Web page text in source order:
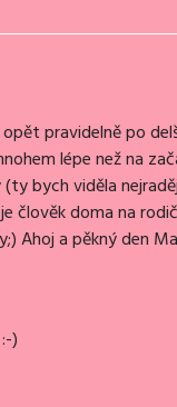
pravidelně po
lépe než na
bych viděla
člověk doma na
Ahoj a pěkný den
)